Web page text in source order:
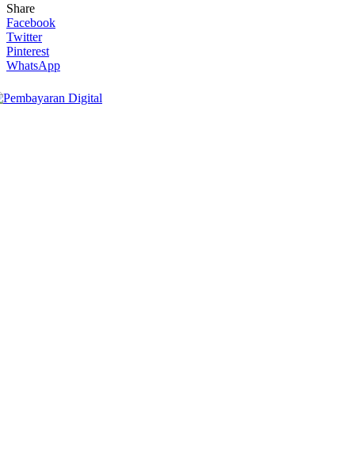
Share
Facebook
Twitter
Pinterest
WhatsApp